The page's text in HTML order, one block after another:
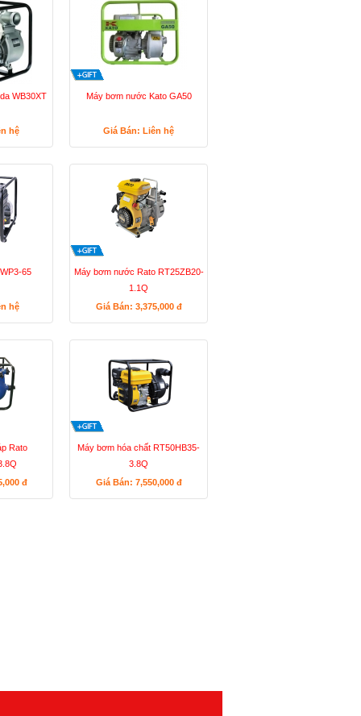
WB30XT
hệ
Máy bơm nước Kato GA50
Giá Bán: Liên hệ
65
hệ
Máy bơm nước Rato RT25ZB20-
1.1Q
Giá Bán: 3,375,000 đ
Rato
đ
Máy bơm hóa chất RT50HB35-
3.8Q
Giá Bán: 7,550,000 đ